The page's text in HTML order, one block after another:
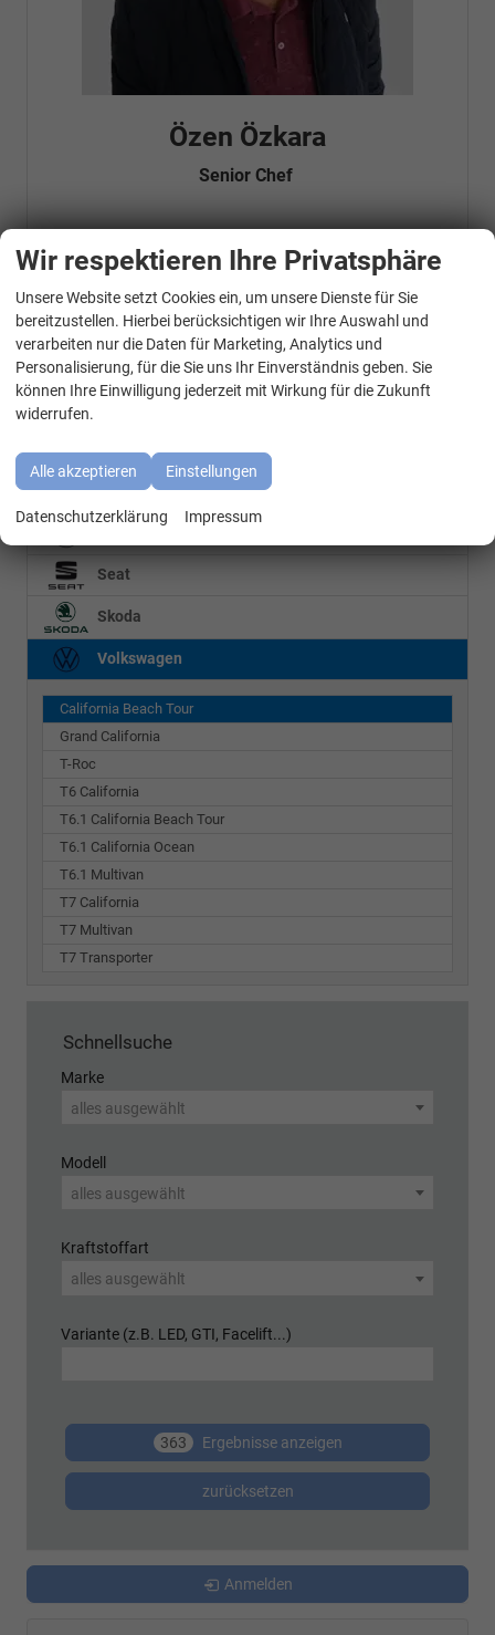
Özen Özkara
Senior Chef
Telefonnummer: 07181 - 47695 15
info@autohausrems.de
Fahrzeugnr.
Geparkte Fahrzeuge (0)
BMW
Cupra
Seat
Skoda
Volkswagen
California Beach Tour
Grand California
T-Roc
T6 California
T6.1 California Beach Tour
T6.1 California Ocean
T6.1 Multivan
T7 California
T7 Multivan
T7 Transporter
Schnellsuche
Marke
alles ausgewählt
Modell
alles ausgewählt
Kraftstoffart
alles ausgewählt
Variante (z.B. LED, GTI, Facelift...)
363 Ergebnisse anzeigen
zurücksetzen
Anmelden
Wir respektieren Ihre Privatsphäre
Unsere Website setzt Cookies ein, um unsere Dienste für Sie
bereitzustellen. Hierbei berücksichtigen wir Ihre Auswahl und
verarbeiten nur die Daten für Marketing, Analytics und
Personalisierung, für die Sie uns Ihr Einverständnis geben. Sie
können Ihre Einwilligung jederzeit mit Wirkung für die Zukunft
widerrufen.
Alle akzeptieren Einstellungen
Datenschutzerklärung Impressum